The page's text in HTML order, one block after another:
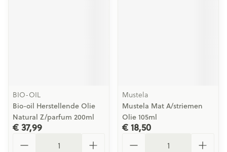
BIO-OIL
Bio-oil Herstellende Olie
Natural Z/parfum 200ml
€ 37,99
Mustela
Mustela Mat A/striemen
Olie 105ml
€ 18,50